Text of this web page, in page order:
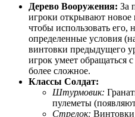
Дерево Вооружения: За
игроки открывают новое
чтобы использовать
определенные условия
винтовки предыдущего
игрок умеет обращаться
более сложное.
Классы Солдат:
Штурмовик:
пулеметы
Стрелок: Винтовки